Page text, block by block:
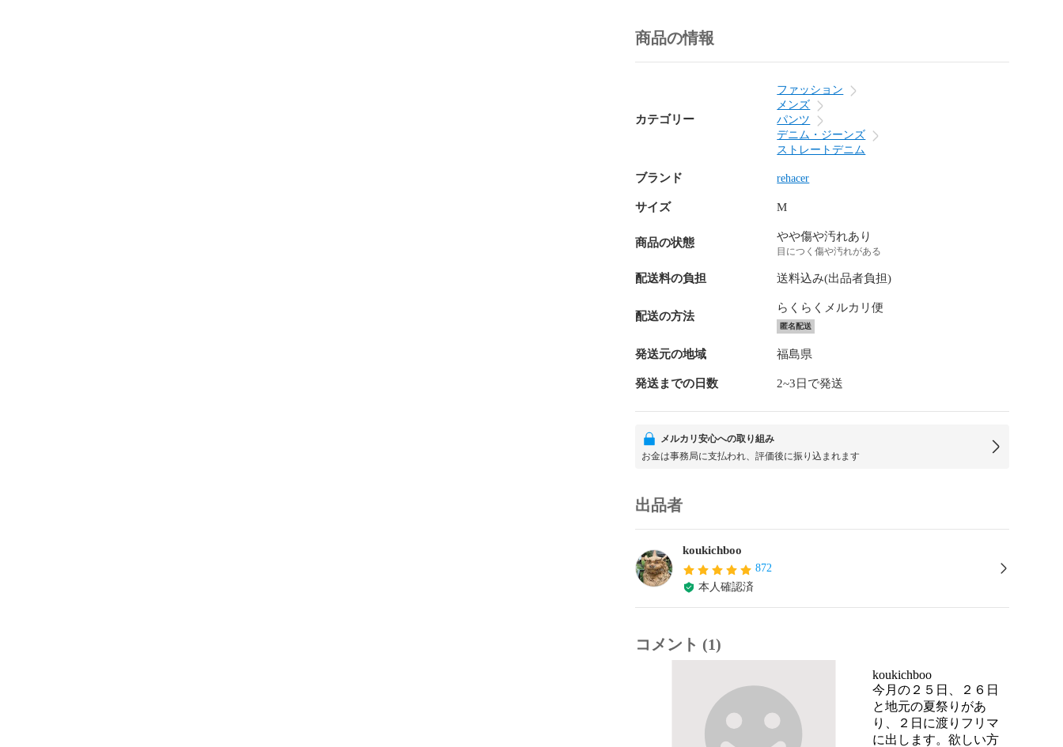
商品の情報
カテゴリー
ファッション
メンズ
パンツ
デニム・ジーンズ
ストレートデニム
ブランド rehacer
サイズ M
商品の状態 やや傷や汚れあり
目につく傷や汚れがある
配送料の負担 送料込み(出品者負担)
配送の方法
らくらくメルカリ便
匿名配送
発送元の地域 福島県
発送までの日数 2~3日で発送
メルカリ安心への取り組み
お金は事務局に支払われ、評価後に振り込まれます
出品者
koukichboo
872
本人確認済
コメント (1)
koukichboo
今月の２５日、２６日
と地元の夏祭りがあ
り、２日に渡りフリマ
に出します。欲しい方